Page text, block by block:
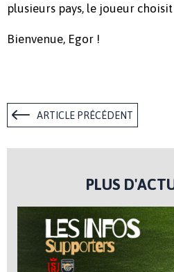
plusieurs pays, le joueur
Bienvenue, Egor !
ARTICLE PRÉCÉDENT
PLUS